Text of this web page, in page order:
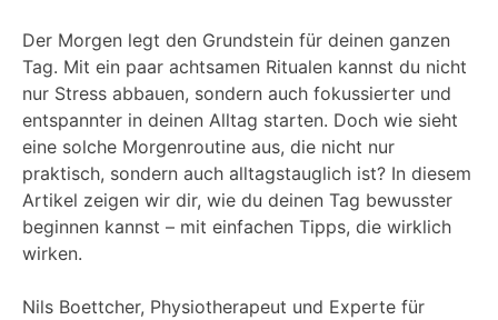
Der Morgen legt den Grundstein für deinen ganzen
Tag. Mit ein paar achtsamen Ritualen kannst du nicht
nur Stress abbauen, sondern auch fokussierter und
entspannter in deinen Alltag starten. Doch wie sieht
eine solche Morgenroutine aus, die nicht nur
praktisch, sondern auch alltagstauglich ist? In diesem
Artikel zeigen wir dir, wie du deinen Tag bewusster
beginnen kannst – mit einfachen Tipps, die wirklich
wirken.
Nils Boettcher, Physiotherapeut und Experte für